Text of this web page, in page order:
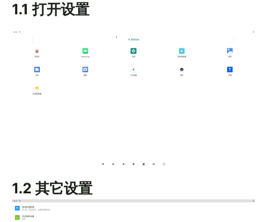
1.1 打开设置
1.2 其它设置